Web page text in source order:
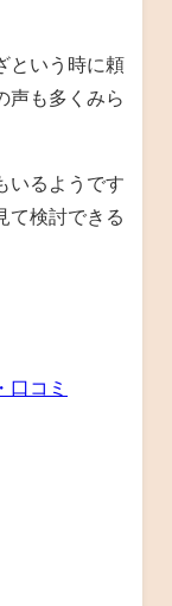
という時に頼
声も多くみら
いるようです
て検討できる
口コミ